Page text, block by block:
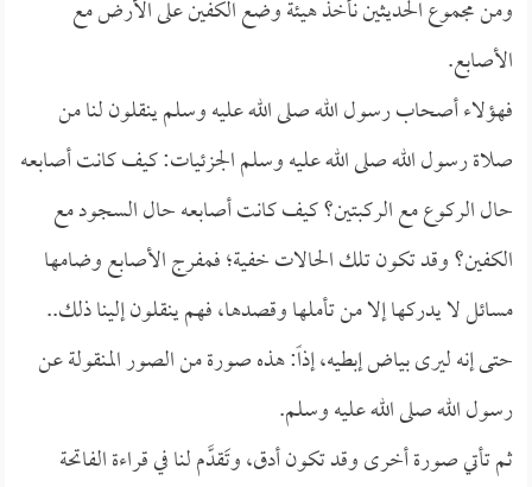
ومن مجموع الحديثين نأخذ هيئة وضع الكفين على الأرض مع
الأصابع.
فهؤلاء أصحاب رسول الله صلى الله عليه وسلم ينقلون لنا من
صلاة رسول الله صلى الله عليه وسلم الجزئيات: كيف كانت أصابعه
حال الركوع مع الركبتين؟ كيف كانت أصابعه حال السجود مع
الكفين؟ وقد تكون تلك الحالات خفية؛ فمفرج الأصابع وضامها
مسائل لا يدركها إلا من تأملها وقصدها، فهم ينقلون إلينا ذلك..
حتى إنه ليرى بياض إبطيه، إذاً: هذه صورة من الصور المنقولة عن
رسول الله صلى الله عليه وسلم.
ثم تأتي صورة أخرى وقد تكون أدق، وتَقدَّم لنا في قراءة الفاتحة